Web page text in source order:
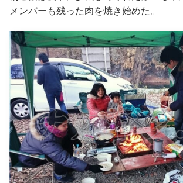
メンバーも残った肉を焼き始めた。